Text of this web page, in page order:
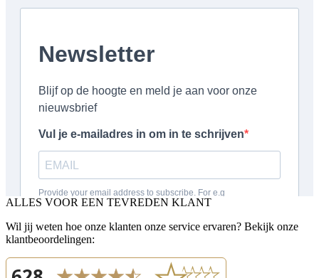
ALLES VOOR EEN TEVREDEN KLANT
Wil jij weten hoe onze klanten onze service ervaren? Bekijk onze
klantbeoordelingen: